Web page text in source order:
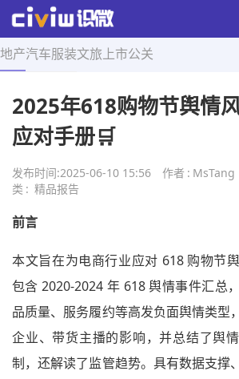
地产汽车服装文旅 上市公关
首页 > 精品报告 > 正文
2025年618购物节舆情
应对手册🛒
发布时间:2025-06-10 15:56 作者 : MsTang
类 : 精品报告
前言
本文旨在为电商行业应对 618 购物节
包含 2020-2024 年 618 舆情事件汇总
品质量、服务履约等高发负面舆情类型
企业、带货主播的影响，并总结了舆
制，还解读了监管趋势。具有数据支撑